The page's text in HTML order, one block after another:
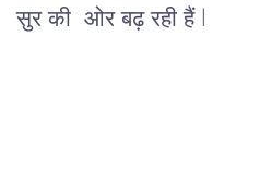
सुर की  ओर बढ़ रही हैं l